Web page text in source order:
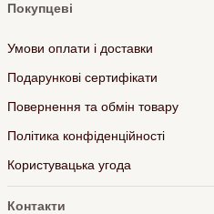
Покупцеві
Умови оплати і доставки
Подарункові сертифікати
Повернення та обмін товару
Політика конфіденційності
Користувацька угода
Контакти